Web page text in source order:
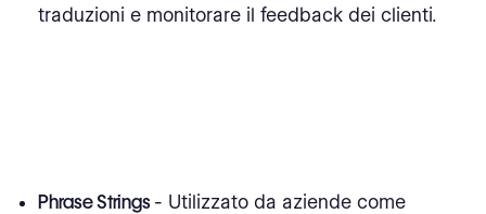
traduzioni e monitorare il feedback dei clienti.
Phrase Strings - Utilizzato da aziende come